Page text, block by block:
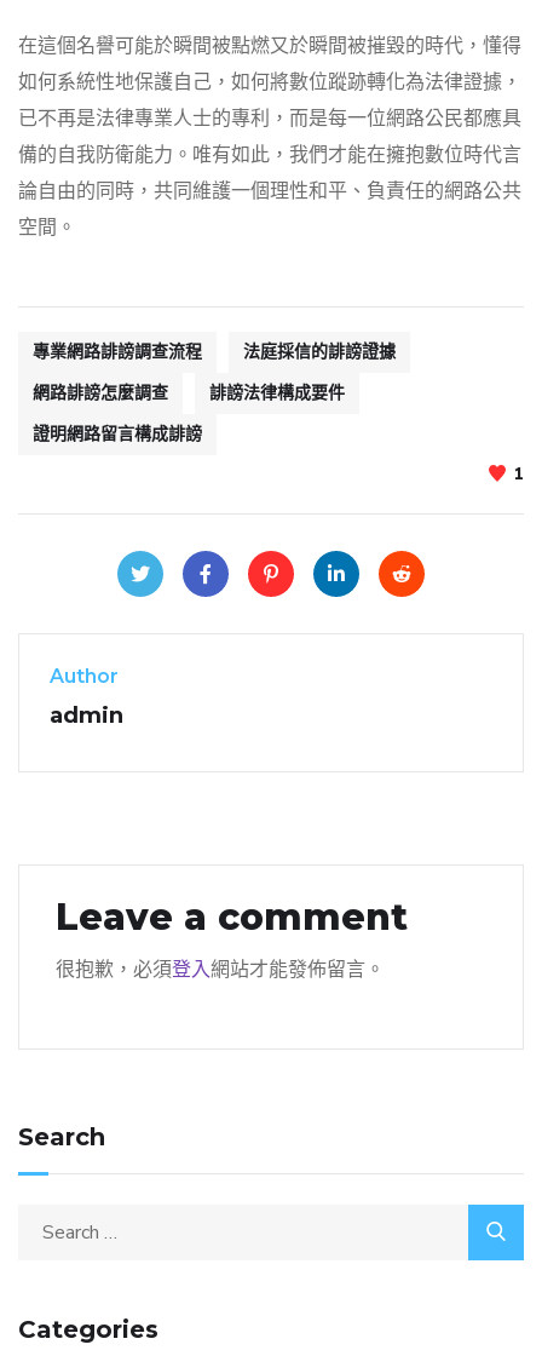
在這個名譽可能於瞬間被點燃又於瞬間被摧毀的時代，懂得
如何系統性地保護自己，如何將數位蹤跡轉化為法律證據，
已不再是法律專業人士的專利，而是每一位網路公民都應具
備的自我防衛能力。唯有如此，我們才能在擁抱數位時代言
論自由的同時，共同維護一個理性和平、負責任的網路公共
空間。
專業網路誹謗調查流程
法庭採信的誹謗證據
網路誹謗怎麼調查
誹謗法律構成要件
證明網路留言構成誹謗
1
Author
admin
Leave a comment
很抱歉，必須登入網站才能發佈留言。
Search
Categories